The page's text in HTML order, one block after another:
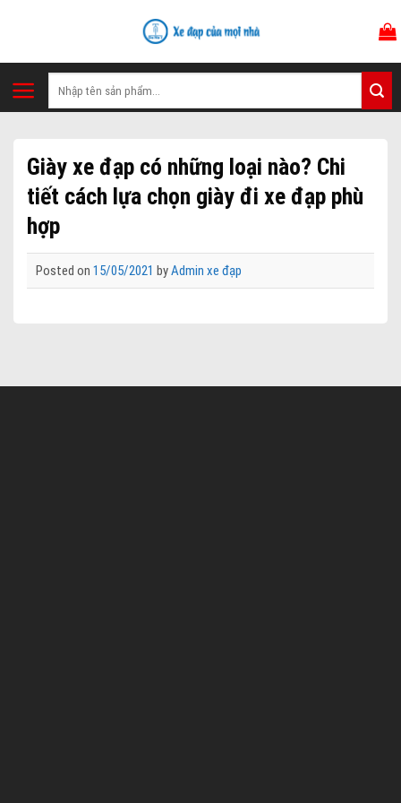
Tìm
kiếm:
Giày xe đạp có những loại nào? Chi
tiết cách lựa chọn giày đi xe đạp phù
hợp
Posted on 15/05/2021 byAdmin xe đạp